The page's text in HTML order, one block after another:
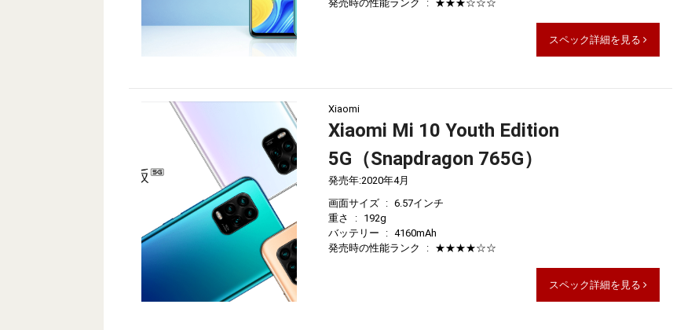
発売時の性能ランク
: ★★★☆☆☆
スペック詳細を見る
Xiaomi
Xiaomi Mi 10 Youth Edition
5G（Snapdragon 765G）
発売年:2020年4月
画面サイズ : 6.57インチ
重さ
: 192g
バッテリー
: 4160mAh
発売時の性能ランク
: ★★★★☆☆
スペック詳細を見る